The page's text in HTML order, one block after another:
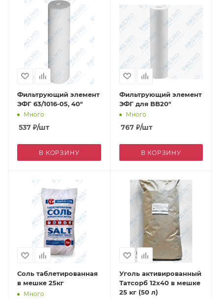
Фильтрующий элемент
ЭФГ 63/1016-05, 40"
Много
537 ₽/шт
В КОРЗИНУ
Фильтрующий элемент
ЭФГ для BB20"
Много
767₽/шт
В КОРЗИНУ
Соль таблетированная
в мешке 25кг
Много
Уголь активированный
Татсорб 12х40 в мешке
25 кг (50 л)